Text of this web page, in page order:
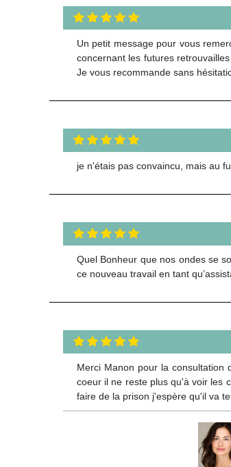
Un petit message pour vous
concernant les futures
Je vous recommande sans
je n'étais pas convaincu, mais au
Quel Bonheur que nos ondes se
ce nouveau travail en tant
Merci Manon pour la
coeur il ne reste plus qu'à voir les
faire de la prison j'espère qu'il va